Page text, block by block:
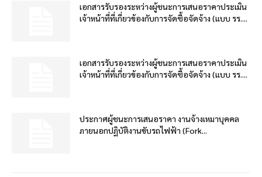
เอกสารรับรองระหว่างผู้ชนะการเสนอราคาประเมิน
เจ้าหน้าที่ที่เกี่ยวข้องกับการจัดซื้อจัดจ้าง (แบบ รร....
เอกสารรับรองระหว่างผู้ชนะการเสนอราคาประเมิน
เจ้าหน้าที่ที่เกี่ยวข้องกับการจัดซื้อจัดจ้าง (แบบ รร....
ประกาศผู้ชนะการเสนอราคา งานจ้างเหมาบุคคล
ภายนอกปฏิบัติงานขับรถไฟฟ้า (Fork...